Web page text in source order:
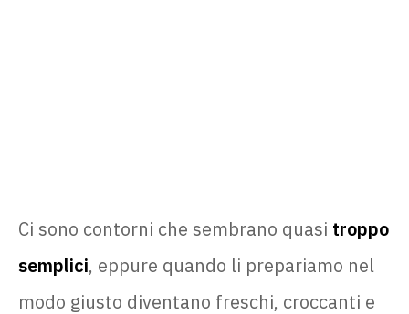
Ci sono contorni che sembrano quasi troppo
semplici, eppure quando li prepariamo nel
modo giusto diventano freschi, croccanti e